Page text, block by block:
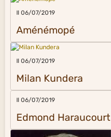
Il 06/07/2019
Aménémopé
Il 06/07/2019
Milan Kundera
Il 06/07/2019
Edmond Haraucourt